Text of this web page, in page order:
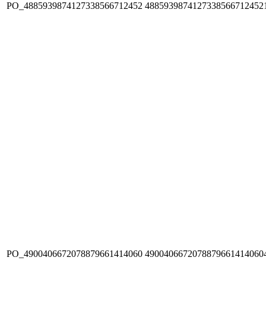
PO_4885939874127338566712452
PO_4900406672078879661414060